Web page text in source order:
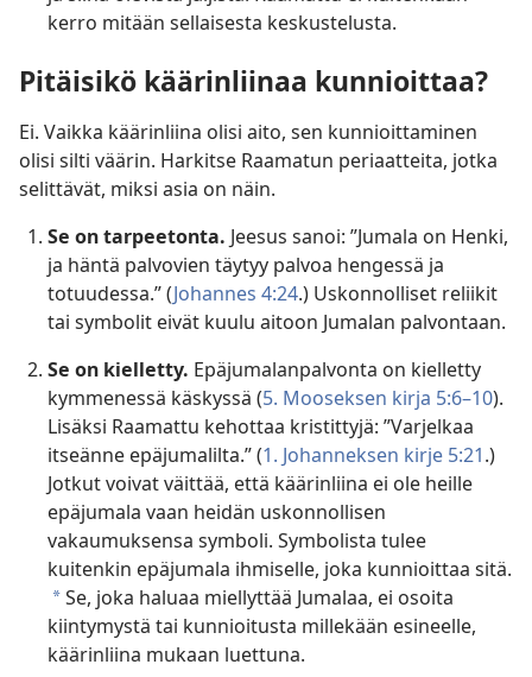
kerro mitään sellaisesta keskustelusta.
Pitäisikö käärinliinaa kunnioittaa?
Ei. Vaikka käärinliina olisi aito, sen kunnioittaminen
olisi silti väärin. Harkitse Raamatun periaatteita, jotka
selittävät, miksi asia on näin.
Se on tarpeetonta. Jeesus sanoi: ”Jumala on Henki,
ja häntä palvovien täytyy palvoa hengessä ja
totuudessa.” (Johannes 4:24.) Uskonnolliset reliikit
tai symbolit eivät kuulu aitoon Jumalan palvontaan.
Se on kielletty. Epäjumalanpalvonta on kielletty
kymmenessä käskyssä (5. Mooseksen kirja 5:6–10).
Lisäksi Raamattu kehottaa kristittyjä: ”Varjelkaa
itseänne epäjumalilta.” (1. Johanneksen kirje 5:21.)
Jotkut voivat väittää, että käärinliina ei ole heille
epäjumala vaan heidän uskonnollisen
vakaumuksensa symboli. Symbolista tulee
kuitenkin epäjumala ihmiselle, joka kunnioittaa sitä.
aSe, joka haluaa miellyttää Jumalaa, ei osoita
kiintymystä tai kunnioitusta millekään esineelle,
käärinliina mukaan luettuna.